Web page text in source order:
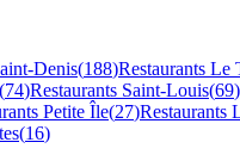
Denis(188)Restaurants Le
(74)Restaurants Saint-Louis(69)
Petite Île(27)Restaurants
(16)